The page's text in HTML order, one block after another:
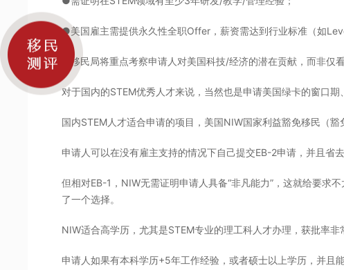
●美国雇主需提供永久性全职Offer，薪资需达到行业标准（如
●移民局将重点考察申请人对美国科技/经济的潜在贡献，而非仅
对于国内的STEM优秀人才来说，当然也是申请美国绿卡的窗口期
国内STEM人才适合申请的项目，美国NIW国家利益豁免移民（豁
申请人可以在没有雇主支持的情况下自己提交EB-2申请，并且省
但相对EB-1，NIW无需证明申请人具备“非凡能力”，这就给要求
了一个选择。
NIW适合高学历，尤其是STEM专业的理工科人才办理，获批率非
申请人如果有本科学历+5年工作经验，或者硕士以上学历，并且